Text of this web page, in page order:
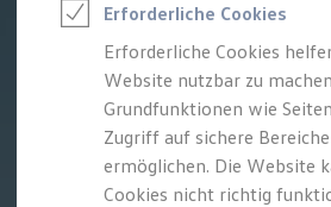
Wir bei Volkswagen
Onboarding und
Unternehmensbereiche
Standorte
Verhaltensgrundsätze
Karriere Magazin
Talentpool
Deine Bewerbung
Onlinebewerbung: So geht's
Erforderliche Cookies
Erforderliche Cookies
Website nutzbar zu
Grundfunktionen wie
Zugriff auf sichere
ermöglichen. Die Website
Cookies nicht richtig